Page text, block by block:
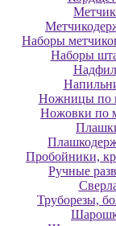
Наборы
Наборы
Ножницы по
Ножовки по
Пробойники,
Ручные
Труборезы,